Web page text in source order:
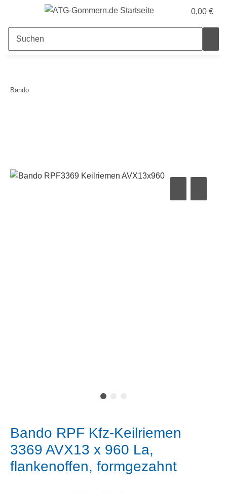
0,00 €
Bando
Bando RPF Kfz-Keilriemen
3369 AVX13 x 960 La,
flankenoffen, formgezahnt